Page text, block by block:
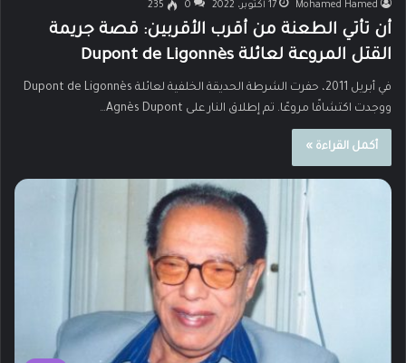
Mohamed Hamed 17 أكتوبر، 2022 0
235
أن تأتي الطعنة من أقرب الأقربين: قصة جريمة
القتل المروعة لعائلة Dupont de Ligonnès
في أبريل 2011، حفرت الشرطة الحديقة الخلفية لعائلة Dupont de Ligonnès
ووجدت اكتشافًا مروعًا. تم إطلاق النار على Agnès Dupont…
أكمل القراءة »